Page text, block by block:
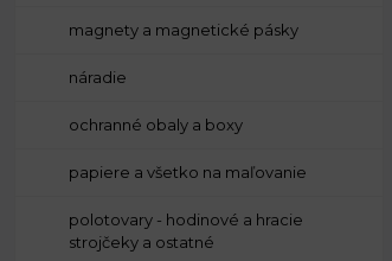
magnety a magnetické pásky
náradie
ochranné obaly a boxy
papiere a všetko na maľovanie
polotovary - hodinové a hracie
strojčeky a ostatné